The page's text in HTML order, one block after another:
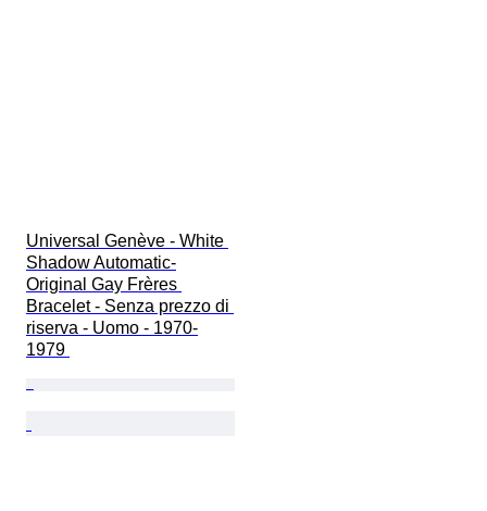
Universal Genève - White
Shadow Automatic-
Original Gay Frères
Bracelet - Senza prezzo di
riserva - Uomo - 1970-
1979